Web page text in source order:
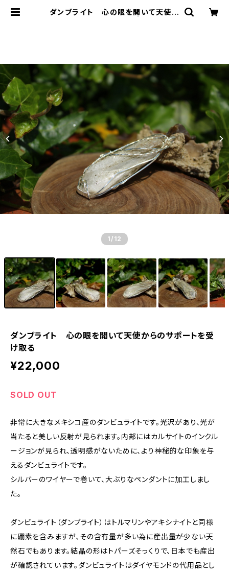
ダンブライト 心の眼を開いて天使か
1 /12
ダンブライト 心の眼を開いて天使からのサポートを受
け取る
¥22,000
SOLD OUT
非常に大きなメキシコ産のダンビュライトです。光沢があり、光が
当たると美しい反射が見られます。内部にはカルサイトのインクル
ージョンが見られ、透明感がないために、より神秘的な印象を与
えるダンビュライトです。
シルバーのワイヤーで巻いて、大ぶりなペンダントに加工しまし
た。
ダンビュライト（ダンブライト）はトルマリンやアキシナイトと同様
に硼素を含みますが、その含有量が多い為に産出量が少ない天
然石でもあります。結晶の形はトパーズそっくりで、日本でも産出
が確認されています。ダンビュライトはダイヤモンドの代用品とし